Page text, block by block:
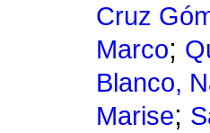
Cruz
Marco;
Blanco,
Marise;